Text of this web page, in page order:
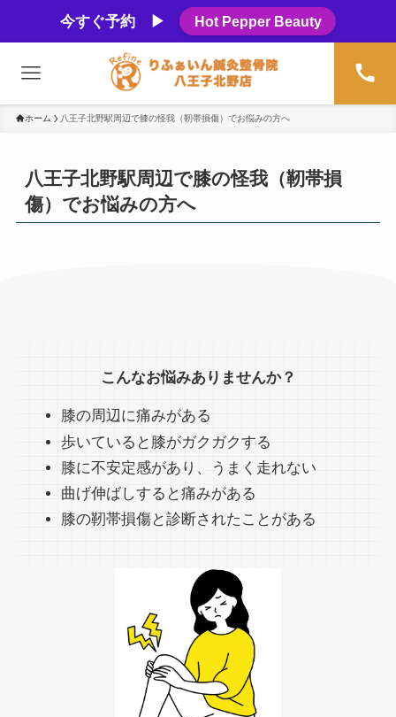
今すぐ予約 ▶ Hot Pepper Beauty
ホーム 八王子北野駅周辺で膝の怪我（靭帯損傷）でお悩みの方へ
八王子北野駅周辺で膝の怪我（靭帯損
傷）でお悩みの方へ
こんなお悩みありませんか？
膝の周辺に痛みがある
歩いていると膝がガクガクする
膝に不安定感があり、うまく走れない
曲げ伸ばしすると痛みがある ​
膝の靭帯損傷と診断されたことがある